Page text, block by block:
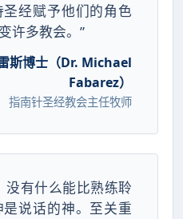
经赋予他们的角色
许多教会。”
斯博士（Dr. Michael
Fabarez）
指南针圣经教会主任牧师
没有什么能比熟练聆
说话的神。至关重